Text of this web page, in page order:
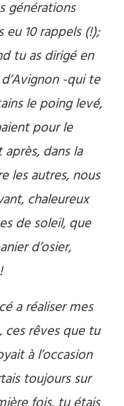
générations
10 rappels (!);
tu as dirigé en
-qui te
le poing levé,
pour le
dans la
les autres, nous
chaleureux
de soleil, que
d’osier,
a réaliser mes
rêves que tu
à l’occasion
toujours sur